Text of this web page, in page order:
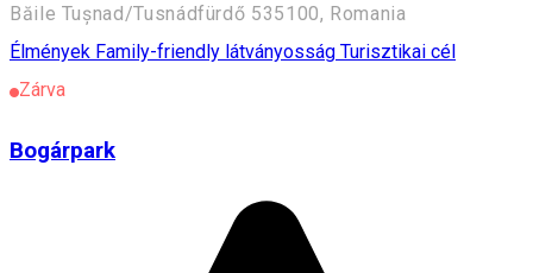
Băile Tușnad/Tusnádfürdő 535100, Romania
Élmények Family-friendly látványosság Turisztikai cél
Zárva
Bogárpark